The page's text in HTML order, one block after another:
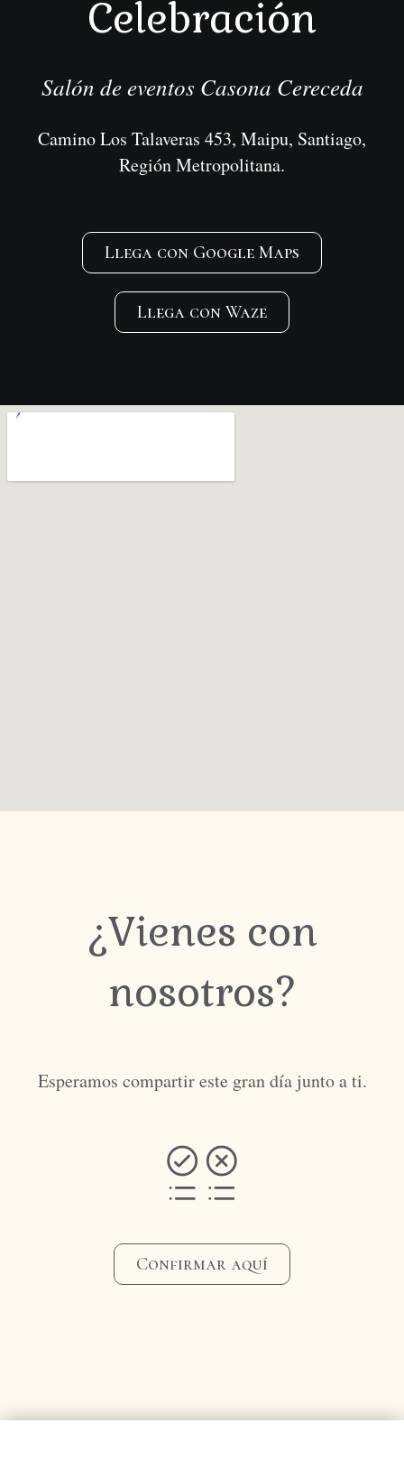
Celebración
Salón de eventos Casona Cereceda
Camino Los Talaveras 453, Maipu, Santiago,
Región Metropolitana.
Llega con Google Maps
Llega con Waze
¿Vienes con
nosotros?
Esperamos compartir este gran día junto a ti.
Confirmar aquí